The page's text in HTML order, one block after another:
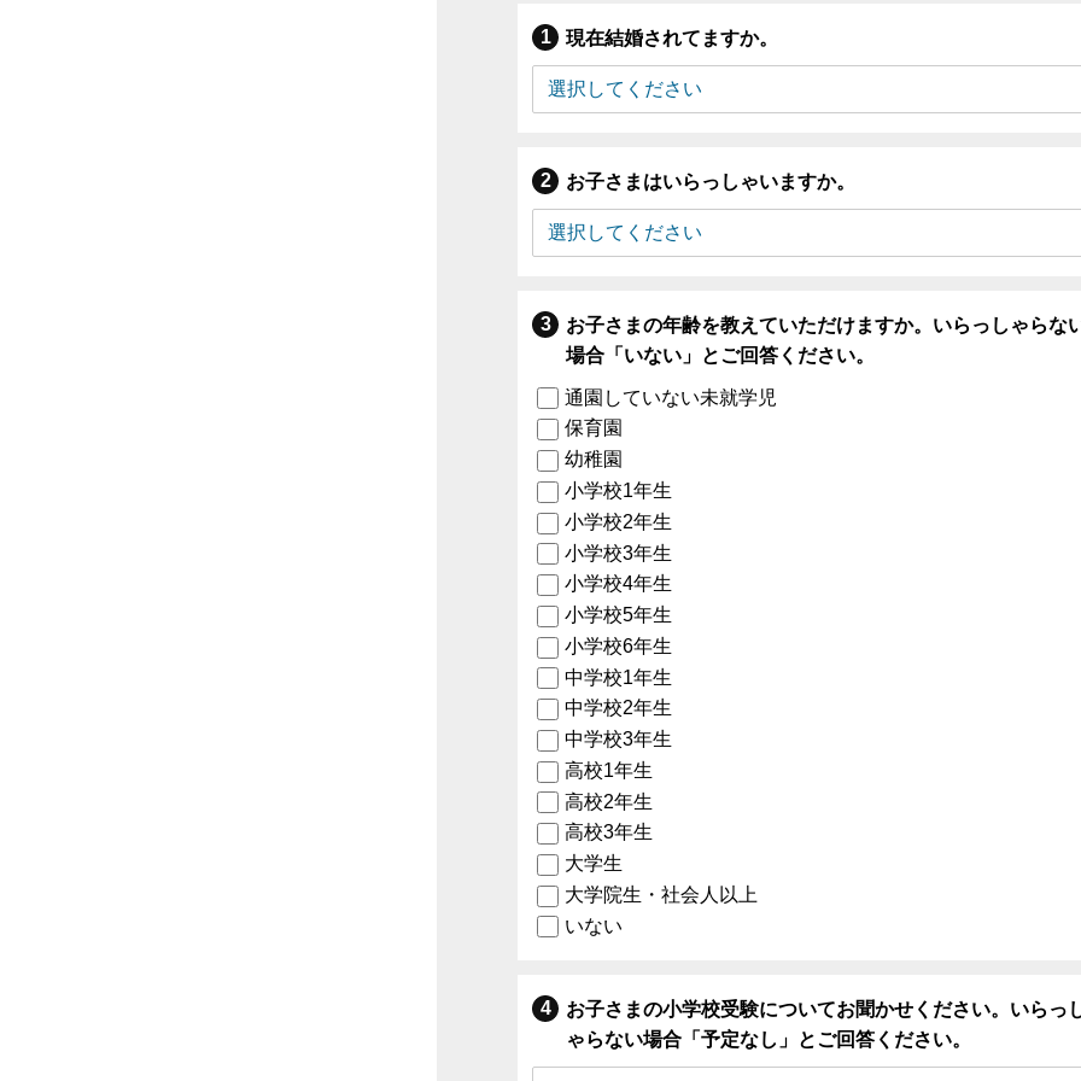
現在結婚されてますか。
お子さまはいらっしゃいますか。
お子さまの年齢を教えていただけますか。いらっしゃらな
場合「いない」とご回答ください。
通園していない未就学児
保育園
幼稚園
小学校1年生
小学校2年生
小学校3年生
小学校4年生
小学校5年生
小学校6年生
中学校1年生
中学校2年生
中学校3年生
高校1年生
高校2年生
高校3年生
大学生
大学院生・社会人以上
いない
お子さまの小学校受験についてお聞かせください。いらっ
ゃらない場合「予定なし」とご回答ください。